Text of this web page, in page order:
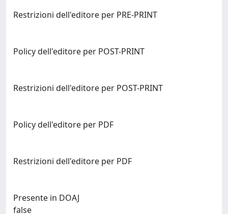
Restrizioni dell'editore per PRE-PRINT
Policy dell'editore per POST-PRINT
Restrizioni dell'editore per POST-PRINT
Policy dell'editore per PDF
Restrizioni dell'editore per PDF
Presente in DOAJ